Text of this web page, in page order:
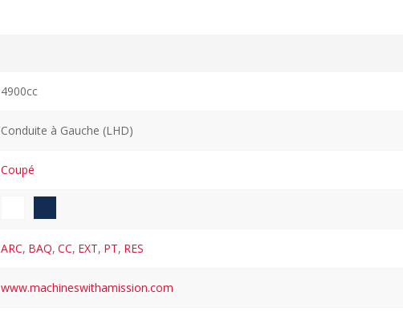
4900cc
Conduite à Gauche (LHD)
Coupé
ARC, BAQ, CC, EXT, PT, RES
www.machineswithamission.com